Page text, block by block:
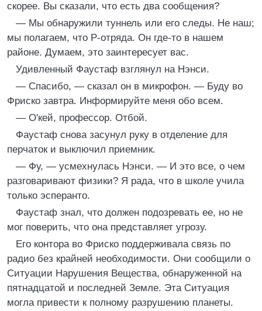
скорее. Вы сказали, что есть два сообщения?
— Мы обнаружили туннель или его следы. Не наш;
мы полагаем, что Р-отряда. Он где-то в нашем
районе. Думаем, это заинтересует вас.
Удивленный Фаустаф взглянул на Нэнси.
— Спасибо, — сказал он в микрофон. — Буду во
Фриско завтра. Информируйте меня обо всем.
— О'кей, профессор. Отбой.
Фаустаф снова засунул руку в отделение для
перчаток и выключил приемник.
— Фу, — усмехнулась Нэнси. — И это все, о чем
разговаривают физики? Я рада, что в школе учила
только эсперанто.
Фаустаф знал, что должен подозревать ее, но не
мог поверить, что она представляет угрозу.
Его контора во Фриско поддерживала связь по
радио без крайней необходимости. Они сообщили о
Ситуации Нарушения Вещества, обнаруженной на
пятнадцатой и последней Земле. Эта Ситуация
могла привести к полному разрушению планеты.